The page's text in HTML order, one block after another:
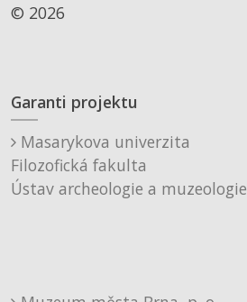
© 2026
Garanti projektu
Masarykova univerzita
Filozofická fakulta
Ústav archeologie a muzeologie